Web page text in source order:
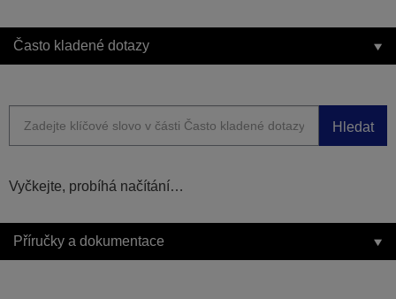
Často kladené dotazy
Hledat
Vyčkejte, probíhá načítání…
Příručky a dokumentace